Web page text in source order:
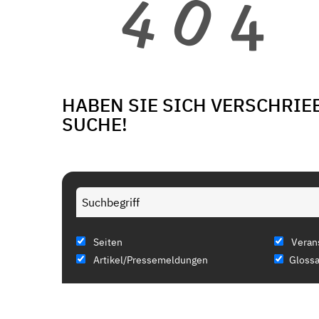
HABEN SIE SICH
SUCHE!
Seiten
Artikel/Pressemeldungen